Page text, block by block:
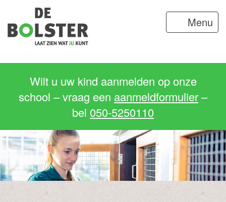
Menu
Wilt u uw kind aanmelden op onze
school – vraag een aanmeldformulier–
bel 050-5250110